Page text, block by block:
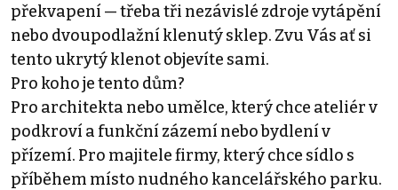
překvapení — třeba tři nezávislé zdroje vytápění
nebo dvoupodlažní klenutý sklep. Zvu Vás ať si
tento ukrytý klenot objevíte sami.
Pro koho je tento dům?
Pro architekta nebo umělce, který chce ateliér v
podkroví a funkční zázemí nebo bydlení v
přízemí. Pro majitele firmy, který chce sídlo s
příběhem místo nudného kancelářského parku.